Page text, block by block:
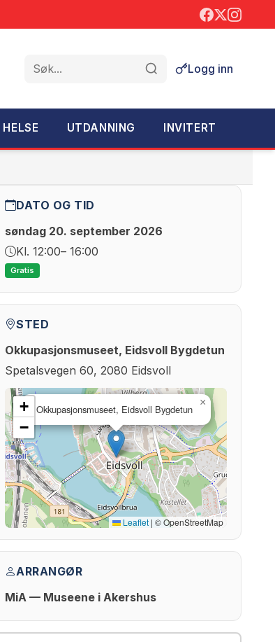
Søk
Logg inn
HELSE UTDANNING INVITERT
DATO OG TID
søndag 20. september 2026
Kl. 12:00– 16:00
Gratis
STED
Okkupasjonsmuseet, Eidsvoll Bygdetun
Spetalsvegen 60, 2080 Eidsvoll
Okkupasjonsmuseet, Eidsvoll Bygdetun
×
+
−
Leaflet | © OpenStreetMap
ARRANGØR
MiA — Museene i Akershus